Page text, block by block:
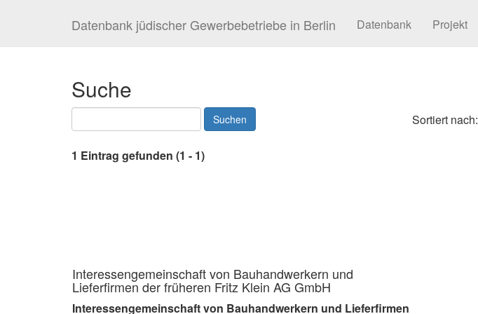
Datenbank jüdischer Gewerbebetriebe in Berlin Datenbank Projekt
Suche
Sortiert nach:
1 Eintrag gefunden (1 - 1)
Interessengemeinschaft von Bauhandwerkern und
Lieferfirmen der früheren Fritz Klein AG GmbH
Interessengemeinschaft von Bauhandwerkern und Lieferfirmen